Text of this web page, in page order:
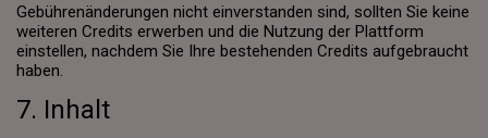
Gebührenänderungen nicht einverstanden sind, sollten Sie keine
weiteren Credits erwerben und die Nutzung der Plattform
einstellen, nachdem Sie Ihre bestehenden Credits aufgebraucht
haben.
7. Inhalt